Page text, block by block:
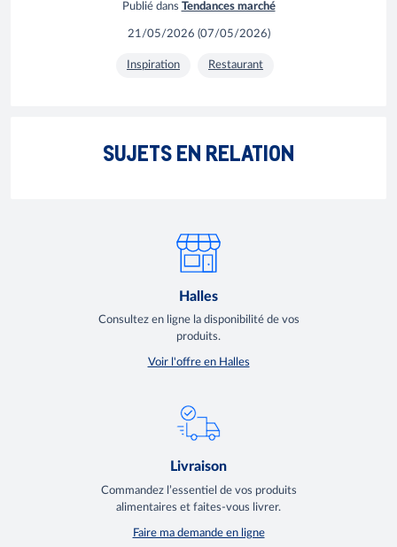
Publié dans Tendances marché
21/05/2026 (07/05/2026)
Inspiration Restaurant
SUJETS EN RELATION
à votre carte
Halles
Consultez en ligne la disponibilité de vos
produits.
Voir l'offre en Halles
Livraison
Commandez l’essentiel de vos produits
alimentaires et faites-vous livrer.
Faire ma demande en ligne